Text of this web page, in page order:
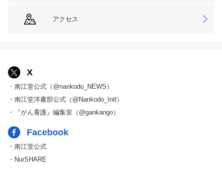
アクセス
X
・南江堂公式（@nankodo_NEWS）
・南江堂洋書部公式（@Nankodo_Intl）
・『がん看護』編集室（@gankango）
Facebook
・南江堂公式
・NurSHARE